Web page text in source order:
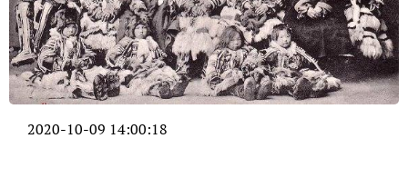
2020-10-09 14:00:18